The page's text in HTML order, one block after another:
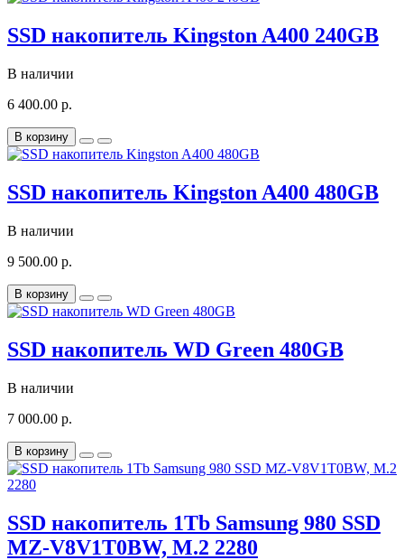
SSD накопитель Kingston A400 240GB
В наличии
6 400.00 р.
В корзину
SSD накопитель Kingston A400 480GB
В наличии
9 500.00 р.
В корзину
SSD накопитель WD Green 480GB
В наличии
7 000.00 р.
В корзину
SSD накопитель 1Tb Samsung 980 SSD
MZ-V8V1T0BW, M.2 2280